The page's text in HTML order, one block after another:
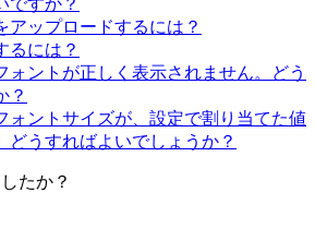
ですか？
アップロードするには？
るには？
ォントが正しく表示されません。どう
？
ォントサイズが、設定で割り当てた値
どうすればよいでしょうか？
たか？